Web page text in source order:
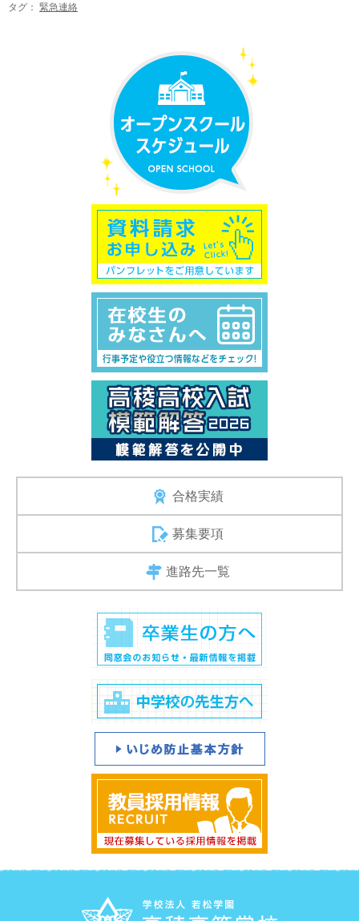
タグ： 緊急連絡
合格実績
募集要項
進路先一覧